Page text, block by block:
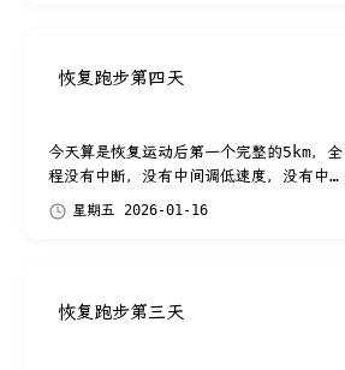
恢复跑步第四天
今天算是恢复运动后第一个完整的5km，全
程没有中断，没有中间调低速度，没有中途
扶跑步机把手，全程都是跑步姿态。 虽然
速度设置的依旧很低，最初设置了
星期五 2026-01-16
恢复跑步第三天